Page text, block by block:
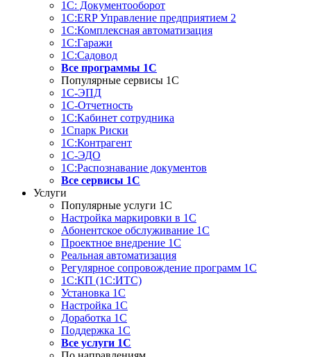
1С: Документооборот
1С:ERP Управление предприятием 2
1С:Комплексная автоматизация
1С:Гаражи
1С:Садовод
Все программы 1С
Популярные сервисы 1С
1С-ЭПД
1С-Отчетность
1С:Кабинет сотрудника
1Спарк Риски
1С:Контрагент
1С-ЭДО
1С:Распознавание документов
Все сервисы 1С
Услуги
Популярные услуги 1С
Настройка маркировки в 1С
Абонентское обслуживание 1С
Проектное внедрение 1С
Реальная автоматизация
Регулярное сопровождение программ 1С
1С:КП (1С:ИТС)
Установка 1С
Настройка 1С
Доработка 1С
Поддержка 1С
Все услуги 1С